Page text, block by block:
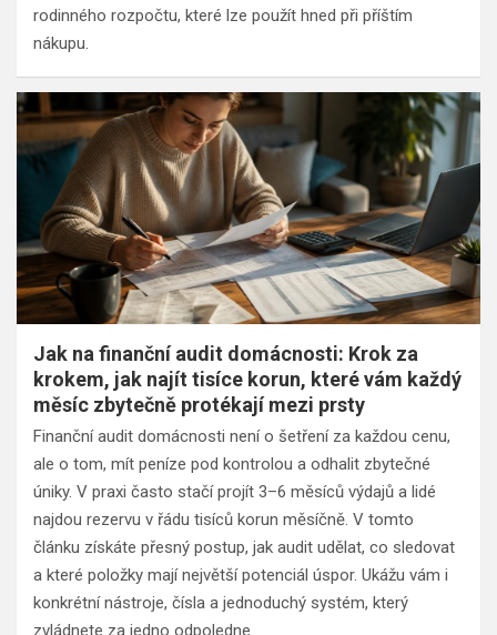
rodinného rozpočtu, které lze použít hned při příštím
nákupu.
Jak na finanční audit domácnosti: Krok za
krokem, jak najít tisíce korun, které vám každý
měsíc zbytečně protékají mezi prsty
Finanční audit domácnosti není o šetření za každou cenu,
ale o tom, mít peníze pod kontrolou a odhalit zbytečné
úniky. V praxi často stačí projít 3–6 měsíců výdajů a lidé
najdou rezervu v řádu tisíců korun měsíčně. V tomto
článku získáte přesný postup, jak audit udělat, co sledovat
a které položky mají největší potenciál úspor. Ukážu vám i
konkrétní nástroje, čísla a jednoduchý systém, který
zvládnete za jedno odpoledne.